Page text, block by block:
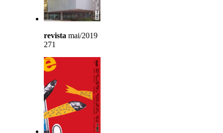
revista mai/2019
271